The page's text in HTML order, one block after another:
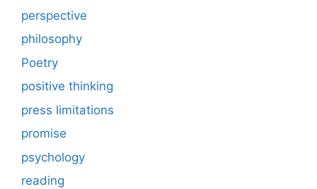
perspective
philosophy
Poetry
positive thinking
press limitations
promise
psychology
reading